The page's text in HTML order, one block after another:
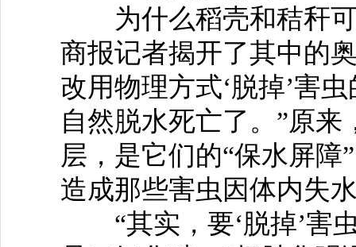
为什么稻壳和秸秆可
商报记者揭开了其中的
改用物理方式‘脱掉’害
自然脱水死亡了。”原
层，是它们的“保水屏障
造成那些害虫因体内失
“其实，要‘脱掉’害